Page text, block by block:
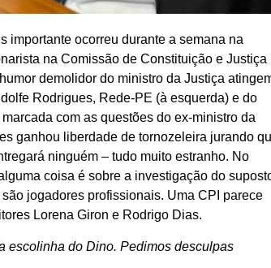
importante ocorreu durante a semana na
na Comissão de Constituição e Justiça
demolidor do ministro da Justiça
Rodrigues, Rede-PE (à esquerda) e do
com as questões do ex-ministro da
ganhou liberdade de tornozeleira jurando
ninguém – tudo muito estranho. No
coisa é sobre a investigação do
jogadores profissionais. Uma CPI parece
Lorena Giron e Rodrigo Dias.
escolinha do Dino. Pedimos desculpas